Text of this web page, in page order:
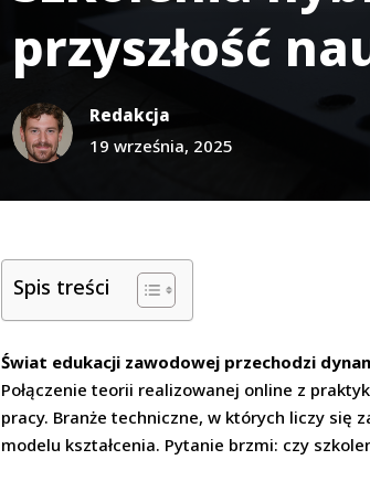
przyszłość
Redakcja
19 września, 2025
Spis treści
Świat edukacji zawodowej przechodzi
Połączenie teorii realizowanej online z
pracy. Branże techniczne, w których liczy się
modelu kształcenia. Pytanie brzmi: czy